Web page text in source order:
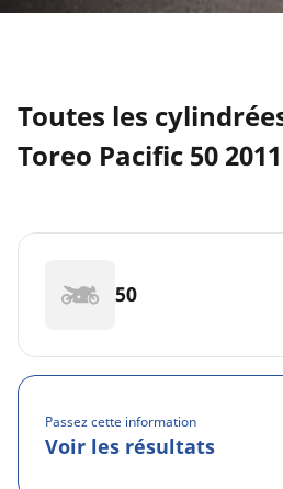
Toutes les
Toreo Pacific 50 2011
50
Passez cette information
Voir les résultats